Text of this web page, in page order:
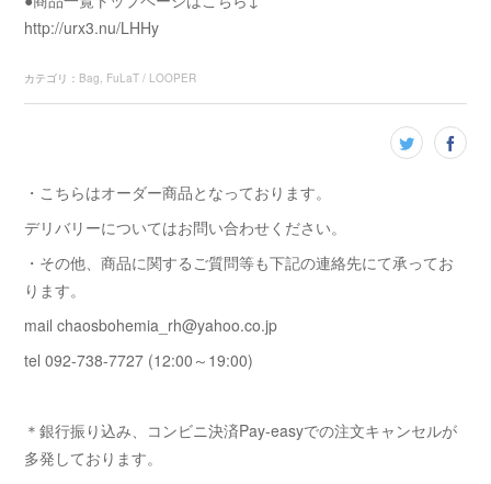
http://urx3.nu/LHHy
カテゴリ ： Bag FuLaT / LOOPER
・こちらはオーダー商品となっております。
デリバリーについてはお問い合わせください。
・その他、商品に関するご質問等も下記の連絡先にて承ってお
ります。
mail chaosbohemia_rh@yahoo.co.jp
tel 092-738-7727 (12:00～19:00)
＊銀行振り込み、コンビニ決済Pay-easyでの注文キャンセルが
多発しております。